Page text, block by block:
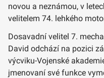
novou a neznámou, v
velitelem 74. lehkého
Dosavadní velitel 7.
David odchází na pozici
výcviku-Vojenské
jmenovaní své funkce